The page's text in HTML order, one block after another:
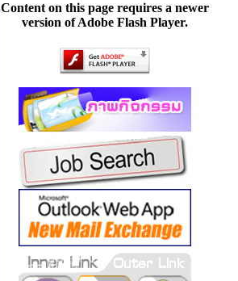
Content on this page requires a newer
version of Adobe Flash Player.